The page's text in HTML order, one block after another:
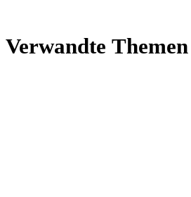
Ver­wandte Themen